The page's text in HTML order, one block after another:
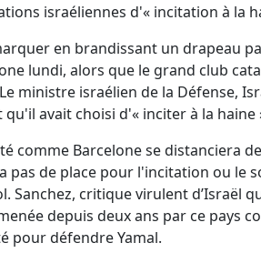
israéliennes d'« incitation à la
en brandissant un drapeau
lundi, alors que le grand club
ministre israélien de la Défense,
avait choisi d'« inciter à la haine
comme Barcelone se distanciera
pas de place pour l'incitation ou le
Sanchez, critique virulent d’Israël
depuis deux ans par ce pays
pour défendre Yamal.